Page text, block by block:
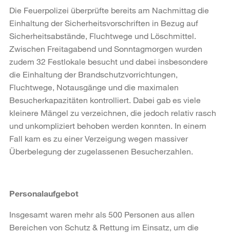
Die Feuerpolizei überprüfte bereits am Nachmittag die
Einhaltung der Sicherheitsvorschriften in Bezug auf
Sicherheitsabstände, Fluchtwege und Löschmittel.
Zwischen Freitagabend und Sonntagmorgen wurden
zudem 32 Festlokale besucht und dabei insbesondere
die Einhaltung der Brandschutzvorrichtungen,
Fluchtwege, Notausgänge und die maximalen
Besucherkapazitäten kontrolliert. Dabei gab es viele
kleinere Mängel zu verzeichnen, die jedoch relativ rasch
und unkompliziert behoben werden konnten. In einem
Fall kam es zu einer Verzeigung wegen massiver
Überbelegung der zugelassenen Besucherzahlen.
Personalaufgebot
Insgesamt waren mehr als 500 Personen aus allen
Bereichen von Schutz & Rettung im Einsatz, um die